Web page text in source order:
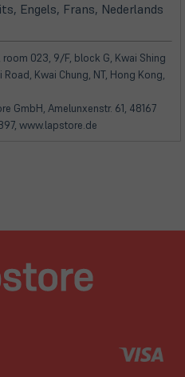
Engels, Frans, Nederlands
023, 9/F, block G, Kwai Shing
Kwai Chung, NT, Hong Kong,
GmbH, Amelunxenstr. 61, 48167
www.lapstore.de